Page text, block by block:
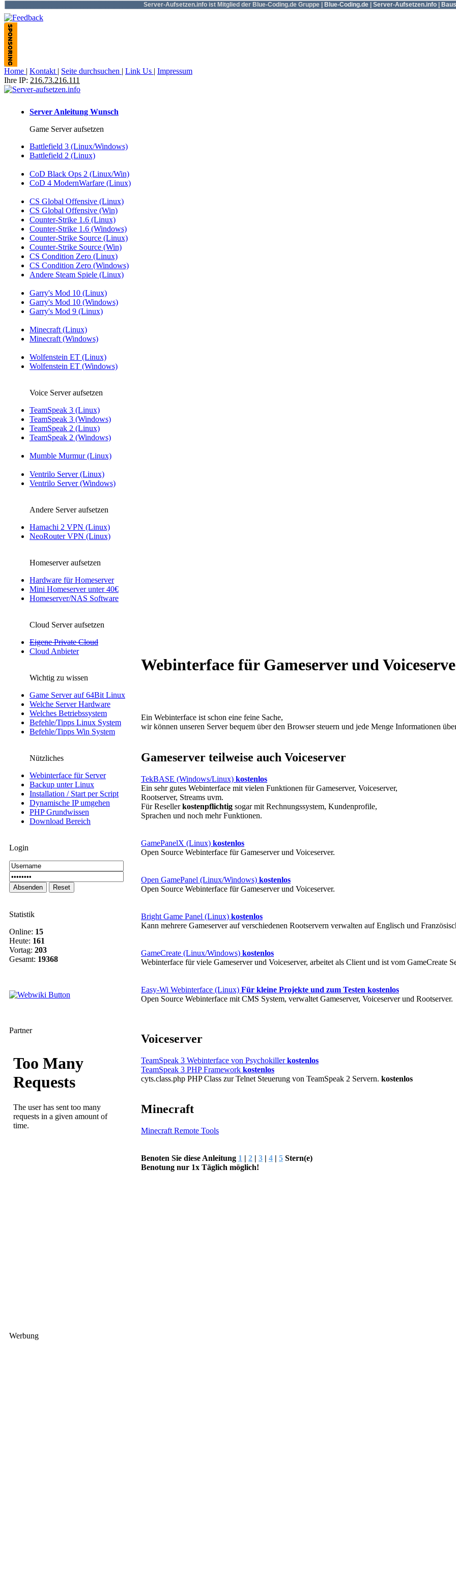
Server-Aufsetzen.info ist Mitglied der Blue-Coding.de Gruppe | Blue-Coding.de Server-Aufsetzen.info
Home | Kontakt | Seite durchsuchen | Link Us | Impressum
Ihre IP: 216.73.216.111
Server Anleitung Wunsch
Game Server aufsetzen
Battlefield 3 (Linux/Windows)
Battlefield 2 (Linux)
CoD Black Ops 2 (Linux/Win)
CoD 4 ModernWarfare (Linux)
CS Global Offensive (Linux)
CS Global Offensive (Win)
Counter-Strike 1.6 (Linux)
Counter-Strike 1.6 (Windows)
Counter-Strike Source (Linux)
Counter-Strike Source (Win)
CS Condition Zero (Linux)
CS Condition Zero (Windows)
Andere Steam Spiele (Linux)
Garry's Mod 10 (Linux)
Garry's Mod 10 (Windows)
Garry's Mod 9 (Linux)
Minecraft (Linux)
Minecraft (Windows)
Wolfenstein ET (Linux)
Wolfenstein ET (Windows)
Voice Server aufsetzen
TeamSpeak 3 (Linux)
TeamSpeak 3 (Windows)
TeamSpeak 2 (Linux)
TeamSpeak 2 (Windows)
Mumble Murmur (Linux)
Ventrilo Server (Linux)
Ventrilo Server (Windows)
Andere Server aufsetzen
Hamachi 2 VPN (Linux)
NeoRouter VPN (Linux)
Homeserver aufsetzen
Hardware für Homeserver
Mini Homeserver unter 40€
Homeserver/NAS Software
Cloud Server aufsetzen
Eigene Private Cloud
Cloud Anbieter
Wichtig zu wissen
Game Server auf 64Bit Linux
Welche Server Hardware
Welches Betriebssystem
Befehle/Tipps Linux System
Befehle/Tipps Win System
Nützliches
Webinterface für Server
Backup unter Linux
Installation / Start per Script
Dynamische IP umgehen
PHP Grundwissen
Download Bereich
Login
Statistik
Online: 15
Heute: 161
Vortag: 203
Gesamt: 19368
Partner
Werbung
Webinterface für Gameserver und
Ein Webinterface ist schon eine feine Sache,
wir können unseren Server bequem über den Browser steuern und jede Menge Informationen
Gameserver teilweise auch Voiceserver
TekBASE (Windows/Linux) kostenlos
Ein sehr gutes Webinterface mit vielen Funktionen für Gameserver, Voiceserver,
Rootserver, Streams uvm.
Für Resellerkostenpflichtig sogar mit Rechnungssystem, Kundenprofile,
Sprachen und noch mehr Funktionen.
GamePanelX (Linux) kostenlos
Open Source Webinterface für Gameserver und Voiceserver.
Open GamePanel (Linux/Windows) kostenlos
Open Source Webinterface für Gameserver und Voiceserver.
Bright Game Panel (Linux) kostenlos
Kann mehrere Gameserver auf verschiedenen Rootservern verwalten auf Englisch und
GameCreate (Linux/Windows) kostenlos
Webinterface für viele Gameserver und Voiceserver, arbeitet als Client und ist vom GameCreate
Easy-Wi Webinterface (Linux) Für kleine Projekte und zum Testen kostenlos
Open Source Webinterface mit CMS System, verwaltet Gameserver, Voiceserver und Rootserver.
Voiceserver
TeamSpeak 3 Webinterface von Psychokillerkostenlos
TeamSpeak 3 PHP Framework kostenlos
cyts.class.php PHP Class zur Telnet Steuerung von TeamSpeak 2 Servern. kostenlos
Minecraft
Minecraft Remote Tools
Benoten Sie diese Anleitung 1 | 2 | 3 | 4 | 5 Stern(e)
Benotung nur 1x Täglich möglich!